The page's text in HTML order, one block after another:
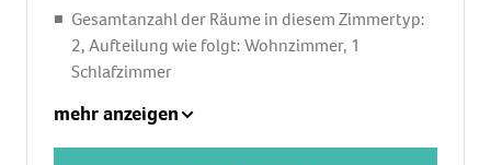
Gesamtanzahl der Räume in diesem Zimmertyp:
2, Aufteilung wie folgt: Wohnzimmer, 1
Schlafzimmer
mehr anzeigen